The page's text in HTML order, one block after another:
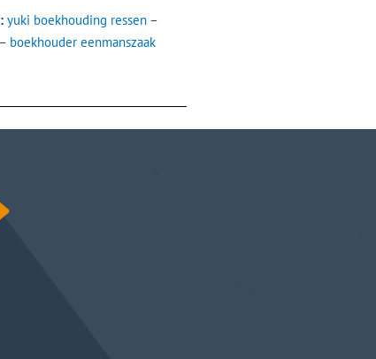
yuki boekhouding ressen –
– boekhouder eenmanszaak